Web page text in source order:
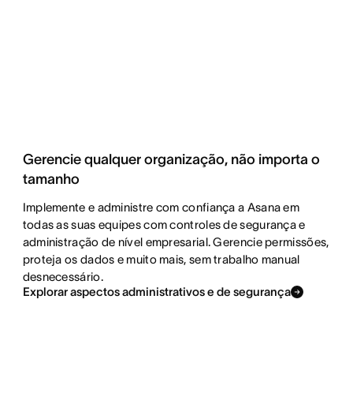
Gerencie qualquer organização, não importa o
tamanho
Implemente e administre com confiança a Asana em
todas as suas equipes com controles de segurança e
administração de nível empresarial. Gerencie permissões,
proteja os dados e muito mais, sem trabalho manual
desnecessário.
Explorar aspectos administrativos e de segurança